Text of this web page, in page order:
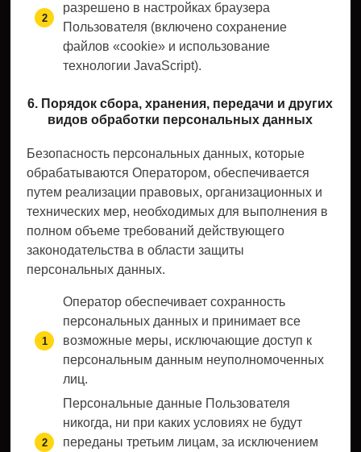
разрешено в настройках браузера
Пользователя (включено сохранение
файлов «cookie» и использование
технологии JavaScript).
6. Порядок сбора, хранения, передачи и других
видов обработки персональных данных
Безопасность персональных данных, которые
обрабатываются Оператором, обеспечивается
путем реализации правовых, организационных и
технических мер, необходимых для выполнения в
полном объеме требований действующего
законодательства в области защиты
персональных данных.
Оператор обеспечивает сохранность
персональных данных и принимает все
возможные меры, исключающие доступ к
персональным данным неуполномоченных
лиц.
Персональные данные Пользователя
никогда, ни при каких условиях не будут
переданы третьим лицам, за исключением